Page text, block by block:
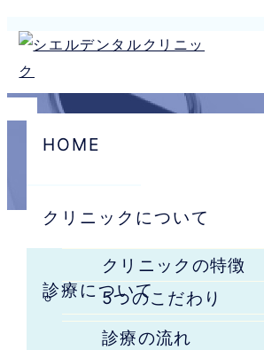
HOME
クリニックについて
クリニックの特徴
5つのこだわり
取り組み
診療について
診療の流れ
保険診療
denture